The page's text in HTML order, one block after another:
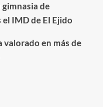
de
IMD de El Ejido
en más de